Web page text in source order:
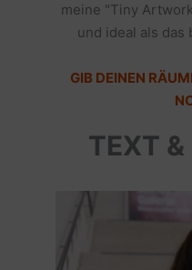
meine "Tiny
und ideal als das
GIB DEINEN
TEXT &